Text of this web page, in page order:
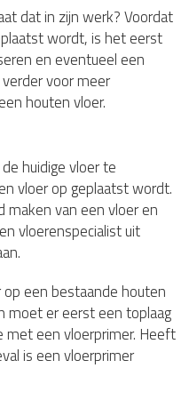
dat in zijn werk? Voordat
wordt, is het eerst
en eventueel een
voor meer
houten vloer.
huidige vloer te
vloer op geplaatst wordt.
maken van een vloer en
vloerenspecialist uit
een bestaande houten
moet er eerst een toplaag
met een vloerprimer. Heeft
is een vloerprimer